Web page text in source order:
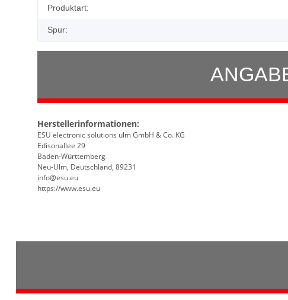
Produkteigenschaft
Wert
Produktart:
Spur:
Herstellerinformationen:
ESU electronic solutions ulm GmbH & Co. KG
Edisonallee 29
Baden-Württemberg
Neu-Ulm, Deutschland, 89231
info@esu.eu
https://www.esu.eu